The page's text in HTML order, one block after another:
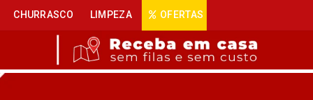
CHURRASCO LIMPEZA OFERTAS